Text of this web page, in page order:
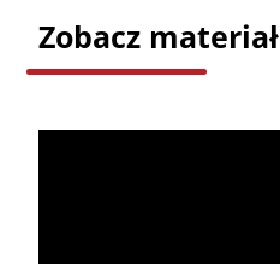
Zobacz materiał